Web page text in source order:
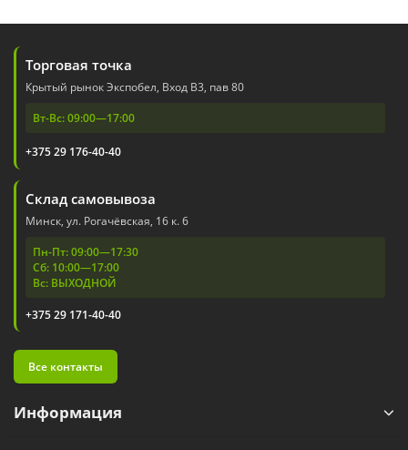
Торговая точка
Крытый рынок Экспобел, Вход В3, пав 80
Вт-Вс: 09:00—17:00
+375 29 176-40-40
Склад самовывоза
Минск, ул. Рогачёвская, 16 к. 6
Пн-Пт: 09:00—17:30
Сб: 10:00—17:00
Вс: ВЫХОДНОЙ
+375 29 171-40-40
Все контакты
Информация